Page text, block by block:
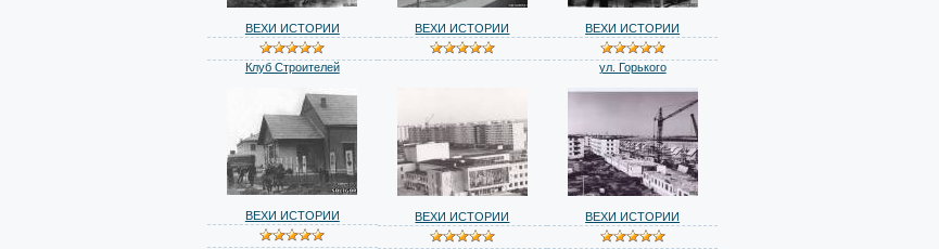
ВЕХИ ИСТОРИИ ВЕХИ ИСТОРИИ ВЕХИ ИСТОРИИ
Клуб Строителей
ВЕХИ ИСТОРИИ ВЕХИ ИСТОРИИ
ул. Горького
ВЕХИ ИСТОРИИ